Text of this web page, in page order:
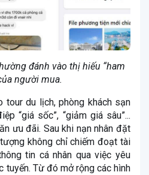
đánh vào thị hiếu “ham
người mua.
tour du lịch, phòng khách sạn
“giá sốc”, “giảm giá sâu”...
ưu đãi. Sau khi nạn nhân đặt
không chỉ chiếm đoạt tài
tin cá nhân qua việc yêu
tuyến. Từ đó mở rộng các hình